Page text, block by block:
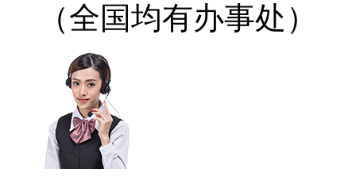
（全国均有办事处）